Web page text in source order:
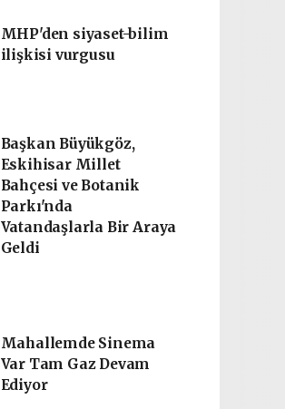
MHP'den siyaset-bilim
ilişkisi vurgusu
Başkan Büyükgöz,
Eskihisar Millet
Bahçesi ve Botanik
Parkı'nda
Vatandaşlarla Bir Araya
Geldi
Mahallemde Sinema
Var Tam Gaz Devam
Ediyor